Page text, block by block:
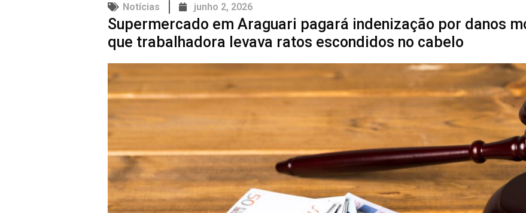
Notícias junho 2, 2026
Supermercado em Araguari pagará indenização por danos
que trabalhadora levava ratos escondidos no cabelo